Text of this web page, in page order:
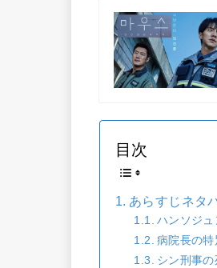
目次
あらすじネタ
ハンソジ
病院長の
シン刑事の